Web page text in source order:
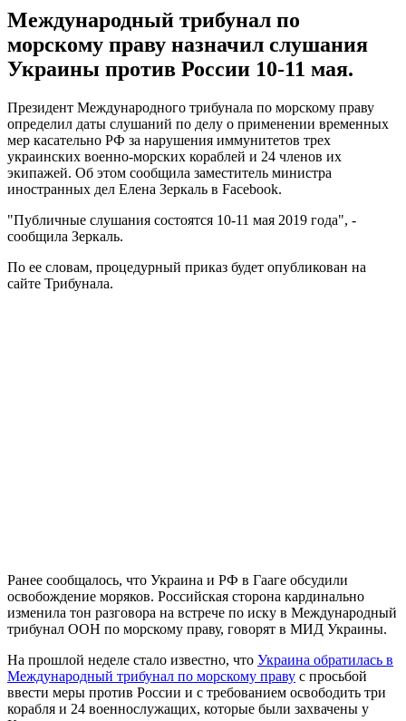
Международный трибунал по
морскому праву назначил слушания
Украины против России 10-11 мая.
Президент Международного трибунала по морскому праву
определил даты слушаний по делу о применении временных
мер касательно РФ за нарушения иммунитетов трех
украинских военно-морских кораблей и 24 членов их
экипажей. Об этом сообщила заместитель министра
иностранных дел Елена Зеркаль в Facebook.
"Публичные слушания состоятся 10-11 мая 2019 года", -
сообщила Зеркаль.
По ее словам, процедурный приказ будет опубликован на
сайте Трибунала.
Ранее сообщалось, что Украина и РФ в Гааге обсудили
освобождение моряков. Российская сторона кардинально
изменила тон разговора на встрече по иску в Международный
трибунал ООН по морскому праву, говорят в МИД Украины.
На прошлой неделе стало известно, что Украина обратилась в
Международный трибунал по морскому праву с просьбой
ввести меры против России и с требованием освободить три
корабля и 24 военнослужащих, которые были захвачены у